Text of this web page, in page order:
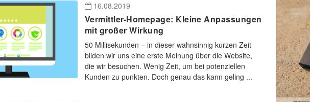
16.08.2019
Vermittler-Homepage: Kleine Anpassungen
mit großer Wirkung
50 Millisekunden – in dieser wahnsinnig kurzen Zeit
bilden wir uns eine erste Meinung über die Website,
die wir besuchen. Wenig Zeit, um bei potenziellen
Kunden zu punkten. Doch genau das kann geling ...